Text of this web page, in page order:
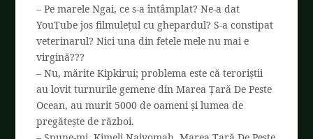
– Pe marele Ngai, ce s-a întâmplat? Ne-a dat
YouTube jos filmulețul cu ghepardul? S-a constipat
veterinarul? Nici una din fetele mele nu mai e
virgină???
– Nu, mărite Kipkirui; problema este că teroriștii
au lovit turnurile gemene din Marea Țară De Peste
Ocean, au murit 5000 de oameni și lumea de
pregătește de război.